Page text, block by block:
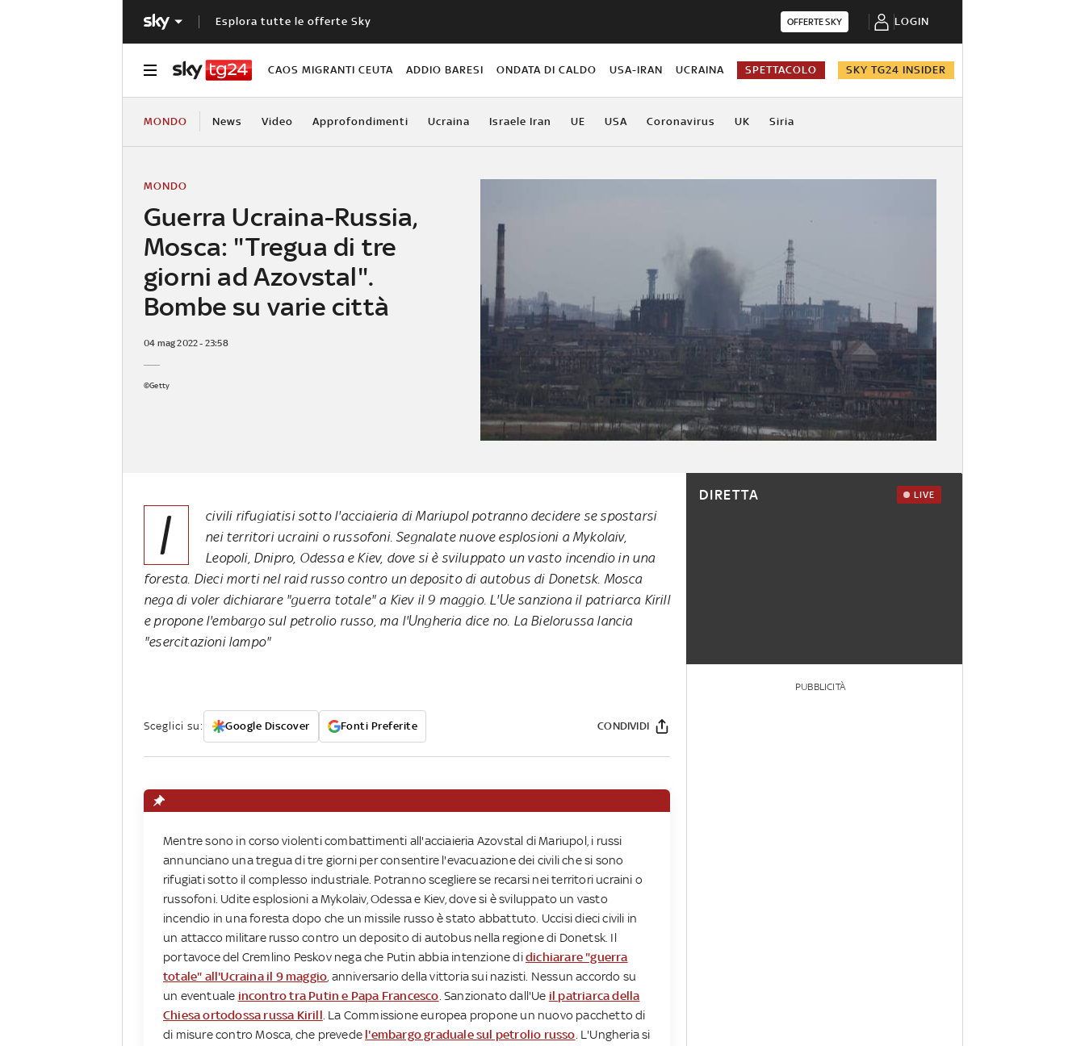
Esplora tutte le offerte Sky OFFERTE SKY LOGIN
CAOS MIGRANTI CEUTA ADDIO BARESI ONDATA DI CALDO USA-IRAN UCRAINA SPETTACOLO SKY TG24 INSIDER
MONDO News Video Approfondimenti Ucraina Israele Iran UE USA Coronavirus UK Siria
Guerra Ucraina-Russia,
Mosca: "Tregua di tre
giorni ad Azovstal".
Bombe su varie città
MONDO
04 mag 2022 - 23:58
©Getty
I
civili rifugiatisi sotto l'acciaieria di Mariupol potranno decidere se spostarsi
nei territori ucraini o russofoni. Segnalate nuove esplosioni a Mykolaiv,
Leopoli, Dnipro, Odessa e Kiev, dove si è sviluppato un vasto incendio in una
foresta. Dieci morti nel raid russo contro un deposito di autobus di Donetsk. Mosca
nega di voler dichiarare "guerra totale" a Kiev il 9 maggio. L'Ue sanziona il patriarca Kirill
e propone l'embargo sul petrolio russo, ma l'Ungheria dice no. La Bielorussa lancia
"esercitazioni lampo"
Sceglici su: Google Discover Fonti Preferite CONDIVIDI
Mentre sono in corso violenti combattimenti all'acciaieria Azovstal di Mariupol, i russi
annunciano una tregua di tre giorni per consentire l'evacuazione dei civili che si sono
rifugiati sotto il complesso industriale. Potranno scegliere se recarsi nei territori ucraini o
russofoni. Udite esplosioni a Mykolaiv, Odessa e Kiev, dove si è sviluppato un vasto
incendio in una foresta dopo che un missile russo è stato abbattuto. Uccisi dieci civili in
un attacco militare russo contro un deposito di autobus nella regione di Donetsk. Il
portavoce del Cremlino Peskov nega che Putin abbia intenzione didichiarare "guerra
totale" all'Ucraina il 9 maggio , anniversario della vittoria sui nazisti. Nessun accordo su
un eventuale incontro tra Putin e Papa Francesco . Sanzionato dall'Ue il patriarca della
Chiesa ortodossa russa Kirill . La Commissione europea propone un nuovo pacchetto di
di misure contro Mosca, che prevede l'embargo graduale sul petrolio russo . L'Ungheria si
DIRETTA LIVE
PUBBLICITÀ